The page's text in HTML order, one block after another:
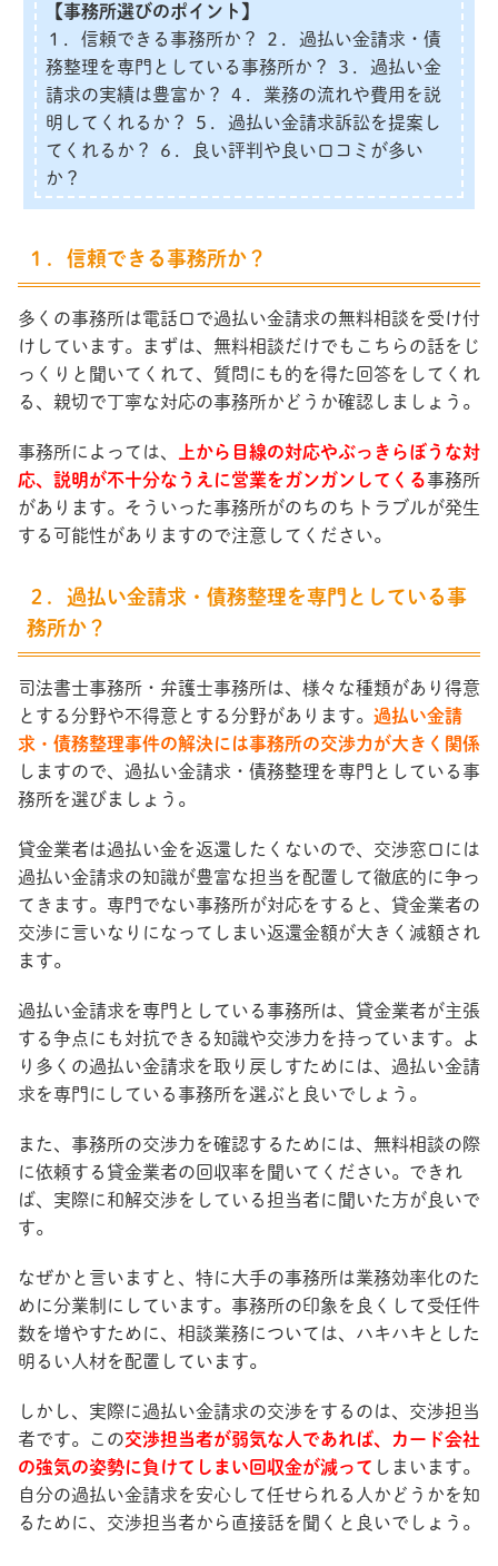
【事務所選びのポイント】
１．信頼できる事務所か？ ２．過払い金請求・債
務整理を専門としている事務所か？ ３．過払い金
請求の実績は豊富か？ ４．業務の流れや費用を説
明してくれるか？ ５．過払い金請求訴訟を提案し
てくれるか？ ６．良い評判や良い口コミが多い
か？
１．信頼できる事務所か？
多くの事務所は電話口で過払い金請求の無料相談を受け付
けしています。まずは、無料相談だけでもこちらの話をじ
っくりと聞いてくれて、質問にも的を得た回答をしてくれ
る、親切で丁寧な対応の事務所かどうか確認しましょう。
事務所によっては、
上から目線の対応やぶっきらぼうな対
応、説明が不十分なうえに営業をガンガンしてくる事務所
があります。そういった事務所がのちのちトラブルが発生
する可能性がありますので注意してください。
２．過払い金請求・債務整理を専門としている事
務所か？
司法書士事務所・弁護士事務所は、様々な種類があり得意
とする分野や不得意とする分野があります。 過払い金請
求・債務整理事件の解決には事務所の交渉力が大きく関係
しますので、過払い金請求・債務整理を専門としている事
務所を選びましょう。
貸金業者は過払い金を返還したくないので、交渉窓口には
過払い金請求の知識が豊富な担当を配置して徹底的に争っ
てきます。専門でない事務所が対応をすると、貸金業者の
交渉に言いなりになってしまい返還金額が大きく減額され
ます。
過払い金請求を専門としている事務所は、貸金業者が主張
する争点にも対抗できる知識や交渉力を持っています。よ
り多くの過払い金請求を取り戻しすためには、過払い金請
求を専門にしている事務所を選ぶと良いでしょう。
また、事務所の交渉力を確認するためには、無料相談の際
に依頼する貸金業者の回収率を聞いてください。できれ
ば、実際に和解交渉をしている担当者に聞いた方が良いで
す。
なぜかと言いますと、特に大手の事務所は業務効率化のた
めに分業制にしています。事務所の印象を良くして受任件
数を増やすために、相談業務については、ハキハキとした
明るい人材を配置しています。
しかし、実際に過払い金請求の交渉をするのは、交渉担当
者です。この交渉担当者が弱気な人であれば、カード会社
の強気の姿勢に負けてしまい回収金が減って しまいます。
自分の過払い金請求を安心して任せられる人かどうかを知
るために、交渉担当者から直接話を聞くと良いでしょう。